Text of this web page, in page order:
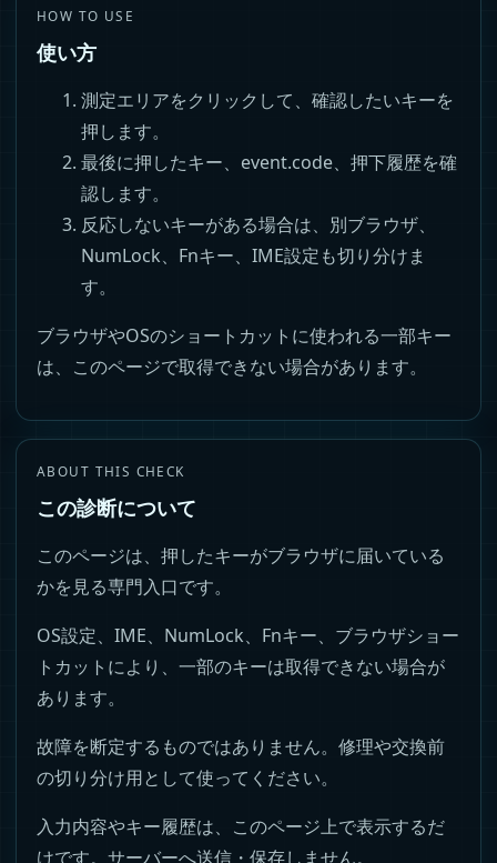
HOW TO USE
使い方
測定エリアをクリックして、確認したいキーを
押します。
最後に押したキー、event.code、押下履歴を確
認します。
反応しないキーがある場合は、別ブラウザ、
NumLock、Fnキー、IME設定も切り分けま
す。
ブラウザやOSのショートカットに使われる一部キー
は、このページで取得できない場合があります。
ABOUT THIS CHECK
この診断について
このページは、押したキーがブラウザに届いている
かを見る専門入口です。
OS設定、IME、NumLock、Fnキー、ブラウザショー
トカットにより、一部のキーは取得できない場合が
あります。
故障を断定するものではありません。修理や交換前
の切り分け用として使ってください。
入力内容やキー履歴は、このページ上で表示するだ
けです。サーバーへ送信・保存しません。